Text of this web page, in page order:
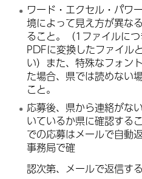
ワード・エクセル・パワ
境によって見え方が異な
ること。（1ファイルに
PDFに変換したファイル
い）また、特殊なフォン
た場合、県では読めない
こと。
応募後、県から連絡がな
いているか県に確認する
での応募はメールで自動
事務局で確
認次第、メールで返信する